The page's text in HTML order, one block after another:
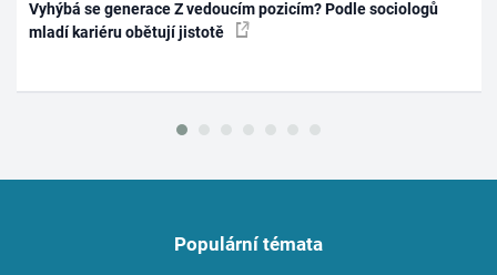
Vyhýbá se generace Z vedoucím pozicím? Podle sociologů
mladí kariéru obětují jistotě
Populární témata